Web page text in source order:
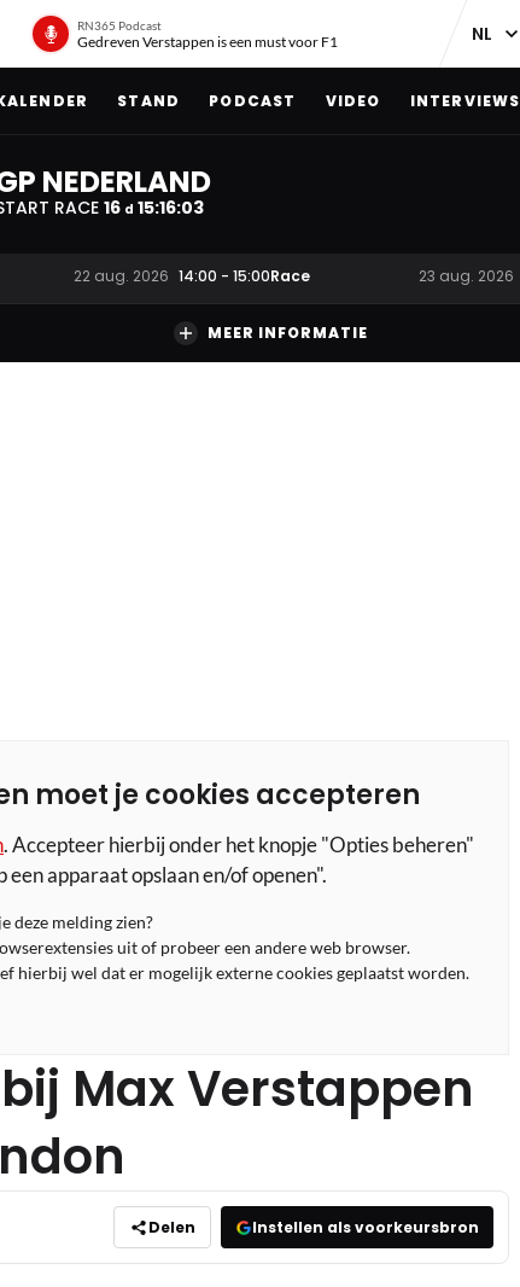
RN365 Podcast
Gedreven Verstappen is een must voor F1
STAND PODCAST VIDEO INTERVIEWS
NEDERLAND
RACE 16 d 15:16:02
22 aug. 2026 14:00 - 15:00Race 23 aug. 2026
MEER INFORMATIE
moet je cookies accepteren
. Accepteer hierbij onder het knopje "Opties beheren"
apparaat opslaan en/of openen".
deze melding zien?
uit of probeer een andere web browser.
hierbij wel dat er mogelijk externe cookies geplaatst worden.
Max Verstappen
Delen Instellen als voorkeursbron